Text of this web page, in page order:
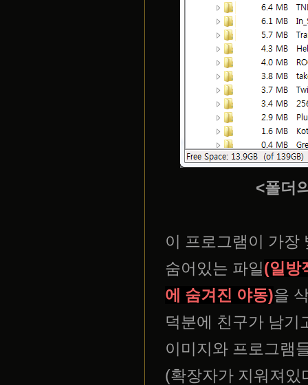
<폴더
이 프로그램이 가장
숨어있는 파일(일방
에 숨겨진 야동)을
덕분에 친구가 남기
이미지와 프로그램
(확장자가 지워져있